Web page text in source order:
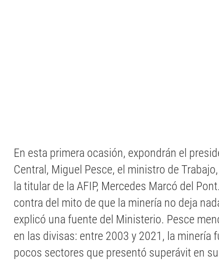
En esta primera ocasión, expondrán el
Central, Miguel Pesce, el ministro de
la titular de la AFIP, Mercedes Marcó del
contra del mito de que la minería no deja
explicó una fuente del Ministerio. Pesce
en las divisas: entre 2003 y 2021, la minería
pocos sectores que presentó superávit en